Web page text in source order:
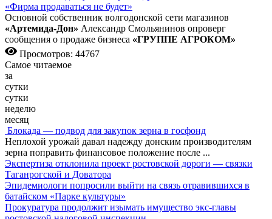
«Фирма продаваться не будет»
Основной собственник волгодонской сети магазинов
«Артемида-Дон» Александр Смольянинов опроверг
сообщения о продаже бизнеса «ГРУППЕ АГРОКОМ»
Просмотров: 44767
Самое читаемое
за
сутки
сутки
неделю
месяц
Блокада — подвод для закупок зерна в госфонд
Неплохой урожай давал надежду донским производителям
зерна поправить финансовое положение после ...
Экспертиза отклонила проект ростовской дороги — связки
Таганрогской и Доватора
Эпидемиологи попросили выйти на связь отравившихся в
батайском «Парке культуры»
Прокуратура продолжит изымать имущество экс-главы